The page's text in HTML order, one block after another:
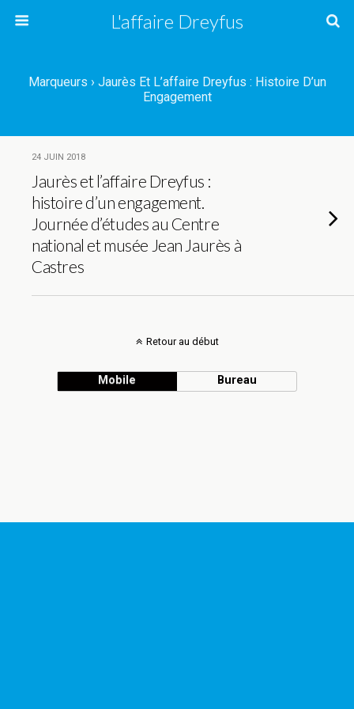
L'affaire Dreyfus
Marqueurs › Jaurès Et L’affaire Dreyfus : Histoire D’un
Engagement
24 JUIN 2018
Jaurès et l’affaire Dreyfus :
histoire d’un engagement.
Journée d’études au Centre
national et musée Jean Jaurès à
Castres
Retour au début
Mobile Bureau